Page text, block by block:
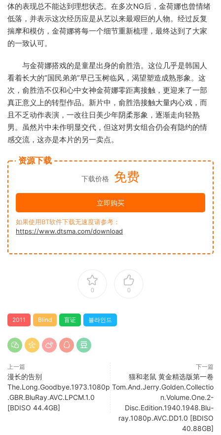
体的表现总不能达到理想状态。在多次NG后，金荷娜也曾情绪
低落，并表示这次经历应是从艺以来最艰巨的人物。经过反复
揣摩和模仿，金荷娜将每一个细节重新梳理，最终达到了大家
的一致认可。
与金荷娜搭戏的是童星出身的俞胜浩。这位几乎是韩国人
看着长大的“国民弟弟”早已玉树临风，渴望塑造成熟形象。这
次，俞胜浩不仅和心中女神金荷娜零距离接触，更迎来了一部
真正意义上的转型作品。新片中，俞胜浩接触大量内心戏，而
且不乏动作表演，一改往日美少年阴柔形象，逐渐走向轻熟
男。虽然片中未作明显交代，但这对男女组合仍会有隐约的情
感交流，这亦是本片的另一卖点。
资源下载
下载价格 免费
立即购买
如果使用BT软件下载无速度请参考：
https://www.dtsma.com/download
0 0
2011 Blind 盲证 블라인드
上一篇
漫长的告别
The.Long.Goodbye.1973.1080p
.GBR.BluRay.AVC.LPCM.1.0
[BDISO 44.4GB]
下一篇
猫和老鼠 黄金精选版第一卷
Tom.And.Jerry.Golden.Collectio
n.Volume.One.2-
Disc.Edition.1940.1948.Blu-
ray.1080p.AVC.DD1.0 [BDISO
40.88GB]